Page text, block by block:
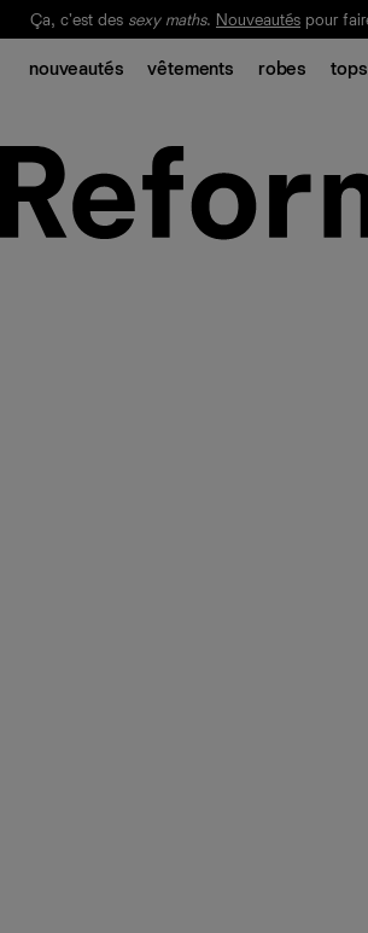
Notre Bilan Responsable 2025 est ici. Lisez-le
Ça, c'est des sexy maths. Nouveautés pour
nouveautés vêtements robes tops